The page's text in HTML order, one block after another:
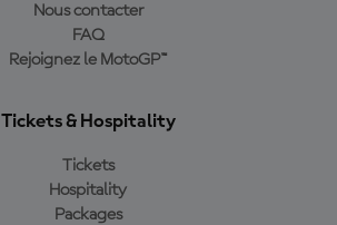
Nous contacter
FAQ
Rejoignez le MotoGP™
Tickets & Hospitality
Tickets
Hospitality
Packages